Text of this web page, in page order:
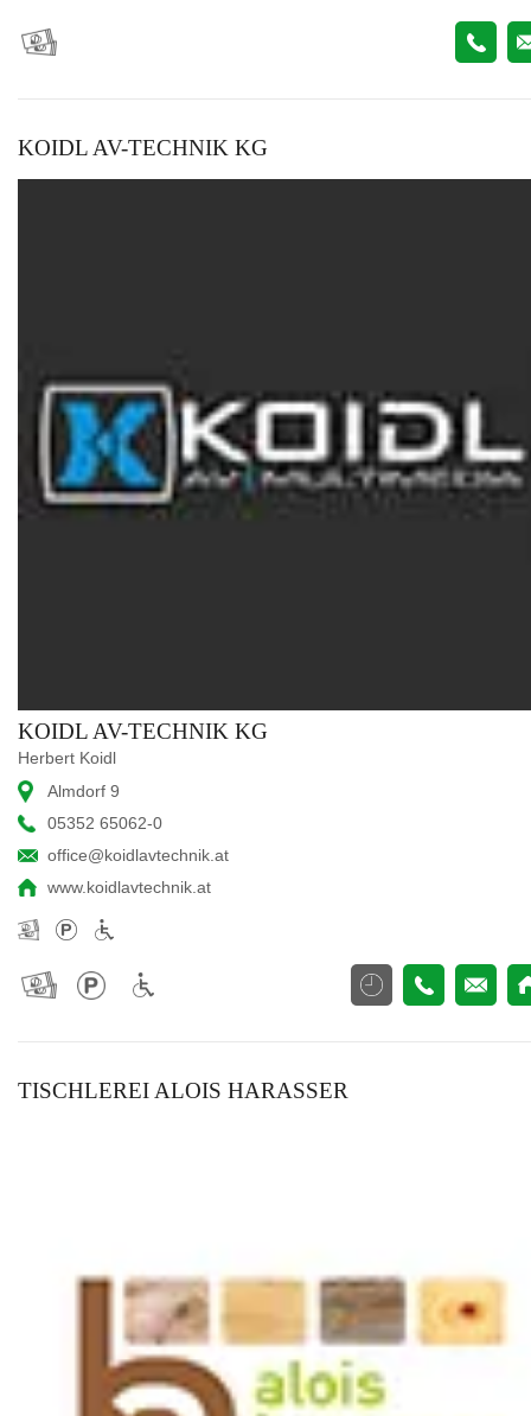
KOIDL AV-TECHNIK KG
KOIDL AV-TECHNIK KG
Herbert Koidl
Almdorf 9
05352 65062-0
office@koidlavtechnik.at
www.koidlavtechnik.at
TISCHLEREI ALOIS HARASSER